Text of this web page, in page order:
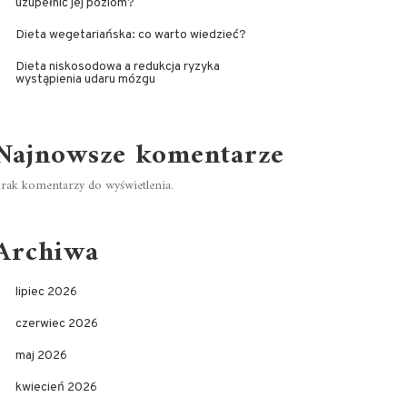
uzupełnić jej poziom?
Dieta wegetariańska: co warto wiedzieć?
Dieta niskosodowa a redukcja ryzyka
wystąpienia udaru mózgu
komentarze
komentarzy do wyświetlenia.
lipiec 2026
czerwiec 2026
maj 2026
kwiecień 2026